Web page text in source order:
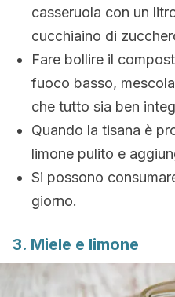
casseruola con un
cucchiaino di
Fare bollire il
fuoco basso,
che tutto sia ben
Quando la tisana è
limone pulito e
Si possono
giorno.
3. Miele e limone